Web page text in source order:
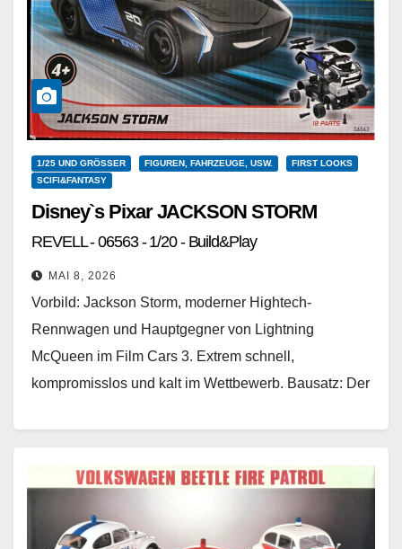
1/25 UND GRÖSSER FIGUREN, FAHRZEUGE, USW.
FIRST LOOKS
SCIFI&FANTASY
Disney`s Pixar JACKSON STORM
REVELL - 06563 - 1/20 - Build&Play
MAI 8, 2026
Vorbild: Jackson Storm, moderner Hightech-
Rennwagen und Hauptgegner von Lightning
McQueen im Film Cars 3. Extrem schnell,
kompromisslos und kalt im Wettbewerb. Bausatz: Der
Weiterlesen